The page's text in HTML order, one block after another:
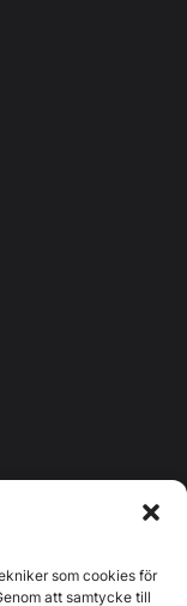
som cookies för
att samtycke till